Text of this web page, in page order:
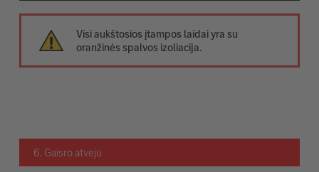
Visi aukštosios įtampos laidai yra su
oranžinės spalvos izoliacija.
6. Gaisro atveju